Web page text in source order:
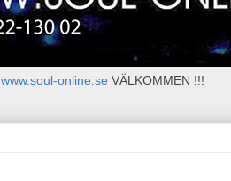
www.soul-online.se VÄLKOMMEN !!!